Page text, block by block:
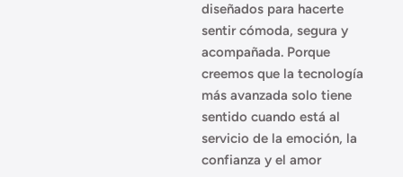
diseñados para hacerte
sentir cómoda, segura y
acompañada. Porque
creemos que la tecnología
más avanzada solo tiene
sentido cuando está al
servicio de la emoción, la
confianza y el amor